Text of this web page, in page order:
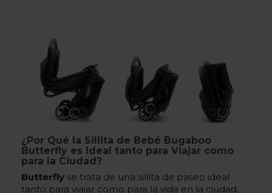
¿Por Qué la Sillita de Bebé Bugaboo
Butterfly es Ideal tanto para Viajar como
para la Ciudad?
Butterfly se trata de una sillita de paseo ideal
tanto para viajar como para la vida en la ciudad,